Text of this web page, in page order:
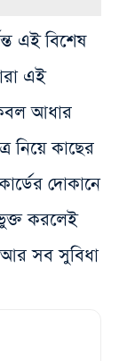
এই বিশেষ
এই
আধার
নিয়ে কাছের
দোকানে
করলেই
সব সুবিধা